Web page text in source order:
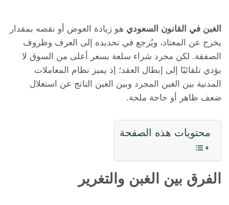
الغبن في القانون السعودي هو زيادة العوض أو نقصه بمقدار
يخرج عن المعتاد، ويُرجع في تحديده إلى العرف وظروف
الصفقة. لكن مجرد شراء سلعة بسعر أعلى من السوق لا
يؤدي تلقائيًا إلى إبطال العقد؛ إذ يميز نظام المعاملات
المدنية بين الغبن المجرد وبين الغبن الناتج عن استغلال
ضعف ظاهر أو حاجة ملحة.
محتويات هذه الصفحة
الفرق بين الغبن والتغرير